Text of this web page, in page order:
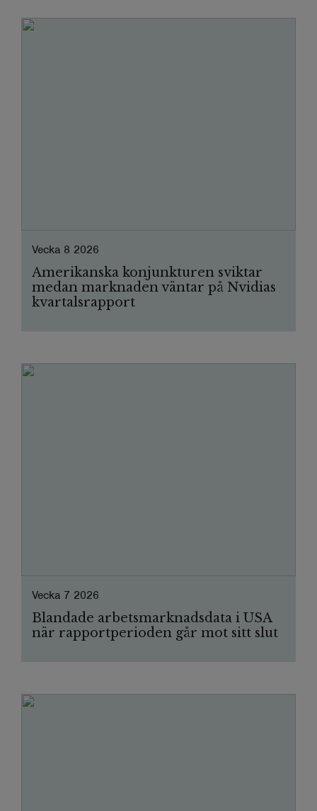
Vecka 8 2026
Amerikanska konjunkturen sviktar
medan marknaden väntar på Nvidias
kvartalsrapport
Vecka 7 2026
Blandade arbetsmarknadsdata i USA
när rapportperioden går mot sitt slut